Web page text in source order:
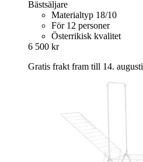
Bästsäljare
Materialtyp 18/10
För 12 personer
Österrikisk kvalitet
6 500 kr
Gratis frakt fram till 14. augusti